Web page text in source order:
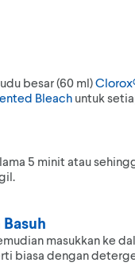
besar (60 ml)
Bleach untuk
5 minit atau
masukkan ke
biasa dengan